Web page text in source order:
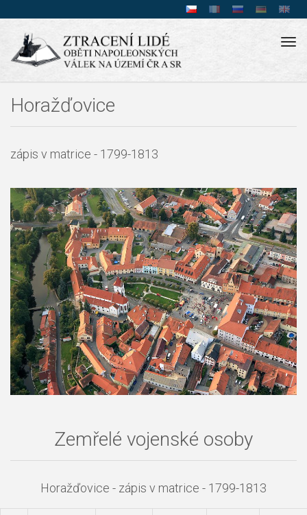
Horažďovice
zápis v matrice - 1799-1813
Zemřelé vojenské osoby
Horažďovice - zápis v matrice - 1799-1813